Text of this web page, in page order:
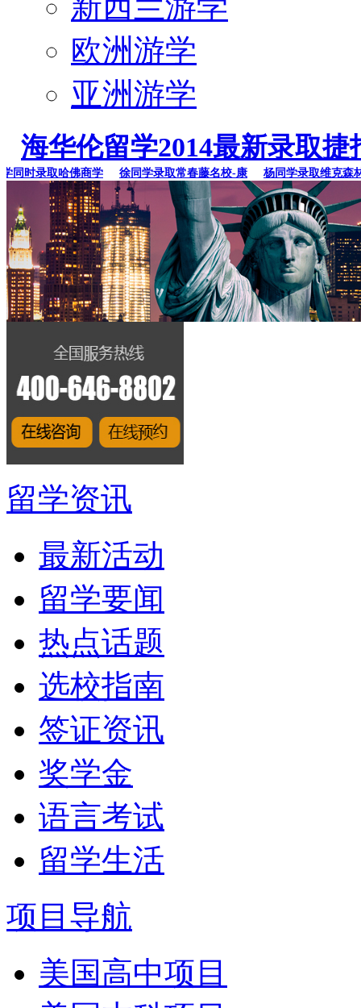
欧洲游学
亚洲游学
海华伦留学2014最新录取捷
时录取哈佛商学 徐同学录取常春藤名校-康 杨同学录取维克森林大
留学资讯
最新活动
留学要闻
热点话题
选校指南
签证资讯
奖学金
语言考试
留学生活
项目导航
美国高中项目